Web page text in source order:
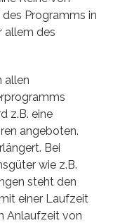
Programms in
allem des
allen
z.B. eine
angeboten.
Bei
wie z.B.
steht den
einer Laufzeit
Anlaufzeit von